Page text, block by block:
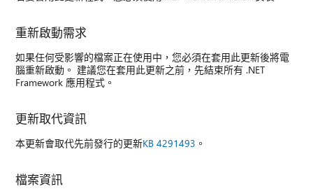
重新啟動需求
如果任何受影響的檔案正在使用中，您必須在套用此更新後將電
腦重新啟動。 建議您在套用此更新之前，先結束所有 .NET
Framework 應用程式。
更新取代資訊
本更新會取代先前發行的更新KB 4291493 。
檔案資訊